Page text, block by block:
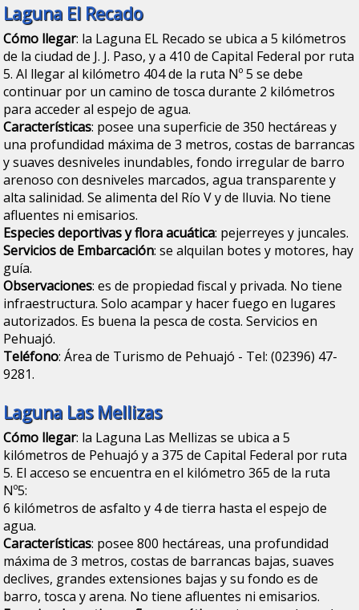
Laguna El Recado
Cómo llegar: la Laguna EL Recado se ubica a 5 kilómetros
de la ciudad de J. J. Paso, y a 410 de Capital Federal por ruta
5. Al llegar al kilómetro 404 de la ruta Nº 5 se debe
continuar por un camino de tosca durante 2 kilómetros
para acceder al espejo de agua.
Características: posee una superficie de 350 hectáreas y
una profundidad máxima de 3 metros, costas de barrancas
y suaves desniveles inundables, fondo irregular de barro
arenoso con desniveles marcados, agua transparente y
alta salinidad. Se alimenta del Río V y de lluvia. No tiene
afluentes ni emisarios.
Especies deportivas y flora acuática: pejerreyes y juncales.
Servicios de Embarcación: se alquilan botes y motores, hay
guía.
Observaciones: es de propiedad fiscal y privada. No tiene
infraestructura. Solo acampar y hacer fuego en lugares
autorizados. Es buena la pesca de costa. Servicios en
Pehuajó.
Teléfono: Área de Turismo de Pehuajó - Tel: (02396) 47-
9281.
Laguna Las Mellizas
Cómo llegar: la Laguna Las Mellizas se ubica a 5
kilómetros de Pehuajó y a 375 de Capital Federal por ruta
5. El acceso se encuentra en el kilómetro 365 de la ruta
Nº5:
6 kilómetros de asfalto y 4 de tierra hasta el espejo de
agua.
Características: posee 800 hectáreas, una profundidad
máxima de 3 metros, costas de barrancas bajas, suaves
declives, grandes extensiones bajas y su fondo es de
barro, tosca y arena. No tiene afluentes ni emisarios.